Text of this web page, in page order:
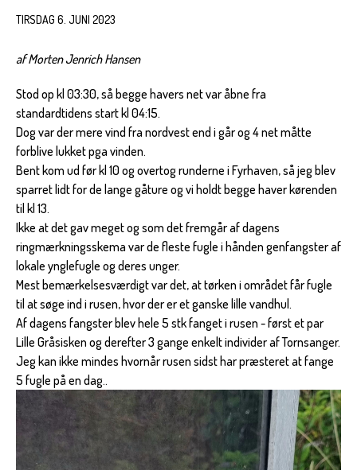
TIRSDAG 6. JUNI 2023
af Morten Jenrich Hansen
Stod op kl 03:30, så begge havers net var åbne fra
standardtidens start kl 04:15.
Dog var der mere vind fra nordvest end i går og 4 net måtte
forblive lukket pga vinden.
Bent kom ud før kl 10 og overtog runderne i Fyrhaven, så jeg blev
sparret lidt for de lange gåture og vi holdt begge haver kørenden
til kl 13.
Ikke at det gav meget og som det fremgår af dagens
ringmærkningsskema var de fleste fugle i hånden genfangster af
lokale ynglefugle og deres unger.
Mest bemærkelsesværdigt var det, at tørken i området får fugle
til at søge ind i rusen, hvor der er et ganske lille vandhul.
Af dagens fangster blev hele 5 stk fanget i rusen - først et par
Lille Gråsisken og derefter 3 gange enkelt individer af Tornsanger.
Jeg kan ikke mindes hvornår rusen sidst har præsteret at fange
5 fugle på en dag..